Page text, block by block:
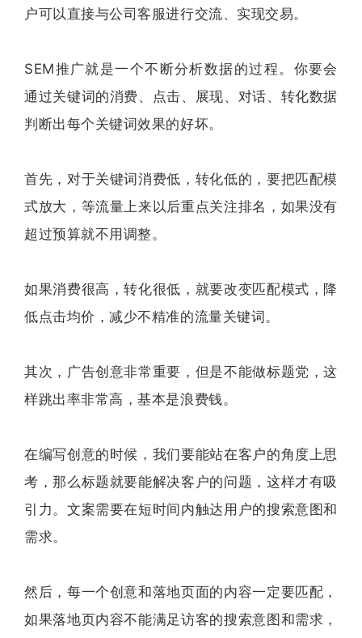
户可以直接与公司客服进行交流、实现交易。
SEM推广就是一个不断分析数据的过程。你要会
通过关键词的消费、点击、展现、对话、转化数据
判断出每个关键词效果的好坏。
首先，对于关键词消费低，转化低的，要把匹配模
式放大，等流量上来以后重点关注排名，如果没有
超过预算就不用调整。
如果消费很高，转化很低，就要改变匹配模式，降
低点击均价，减少不精准的流量关键词。
其次，广告创意非常重要，但是不能做标题党，这
样跳出率非常高，基本是浪费钱。
在编写创意的时候，我们要能站在客户的角度上思
考，那么标题就要能解决客户的问题，这样才有吸
引力。文案需要在短时间内触达用户的搜索意图和
需求。
然后，每一个创意和落地页面的内容一定要匹配，
如果落地页内容不能满足访客的搜索意图和需求，